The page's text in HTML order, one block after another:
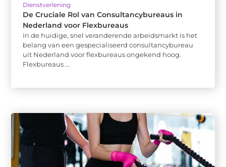
Dienstverlening
De Cruciale Rol van Consultancybureaus in
Nederland voor Flexbureaus
In de huidige, snel veranderende arbeidsmarkt is het
belang van een gespecialiseerd consultancybureau
uit Nederland voor flexbureaus ongekend hoog.
Flexbureaus ...